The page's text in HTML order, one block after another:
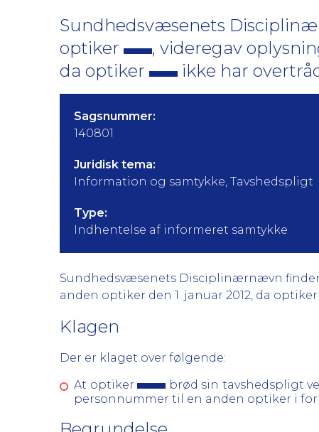
Sundhedsvæsenets
optiker
, videregav
da optiker
ikke har
Sagsnummer:
140801
Juridisk tema:
Information og samtykke, Tavshedspligt
Type:
Indhentelse af informeret samtykke
Sundhedsvæsenets Disciplinærnævn finder
anden optiker den 1. januar 2012, da
Klagen
Der er klaget over følgende:
At optiker
brød sin tavshedspligt
personnummer til en anden optiker i